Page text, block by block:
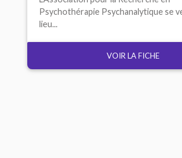
Psychothérapie Psychanalytique se
lieu...
VOIR LA FICHE